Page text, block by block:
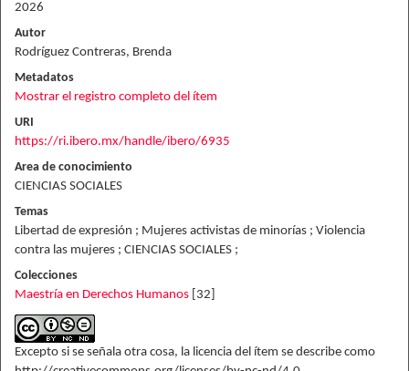
2026
Autor
Rodríguez Contreras, Brenda
Metadatos
Mostrar el registro completo del ítem
URI
https://ri.ibero.mx/handle/ibero/6935
Area de conocimiento
CIENCIAS SOCIALES
Temas
Libertad de expresión ; Mujeres activistas de minorías ; Violencia
contra las mujeres ; CIENCIAS SOCIALES ;
Colecciones
Maestría en Derechos Humanos [32]
Excepto si se señala otra cosa, la licencia del ítem se describe como